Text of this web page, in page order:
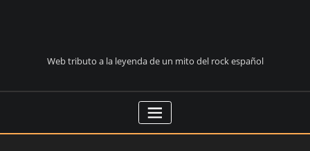
Web tributo a la leyenda de un mito del rock español